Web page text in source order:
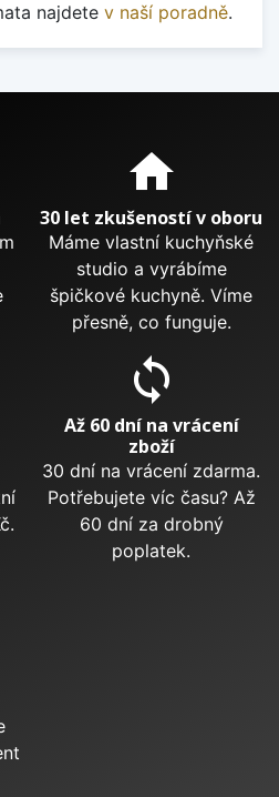
najdete v naší poradně.
home
30 let zkušeností v oboru
Máme vlastní kuchyňské
studio a vyrábíme
špičkové kuchyně. Víme
přesně, co funguje.
sync
Až 60 dní na vrácení
zboží
30 dní na vrácení zdarma.
Potřebujete víc času? Až
60 dní za drobný
poplatek.